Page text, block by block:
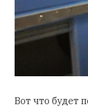
Вот что будет